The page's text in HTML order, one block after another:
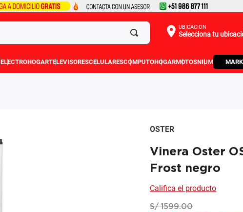
UBICACIÓN
Selecciona tu
ELECTROHOGARTELEVISORESCELULARESCOMPUTOHOGARMOTOSNIUM
OSTER
Vinera Oster
Frost negro
Califica el producto
S/ 1599.00